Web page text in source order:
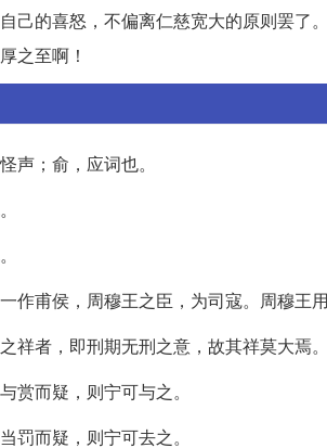
己的喜怒，不偏离仁慈宽大的原则罢了
之至啊！
声；俞，应词也。
作甫侯，周穆王之臣，为司寇。周穆王用
祥者，即刑期无刑之意，故其祥莫大焉。
赏而疑，则宁可与之。
罚而疑，则宁可去之。